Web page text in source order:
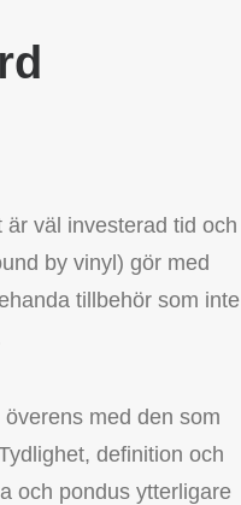
väl investerad tid och
by vinyl) gör med
tillbehör som inte
med den som
definition och
och pondus ytterligare